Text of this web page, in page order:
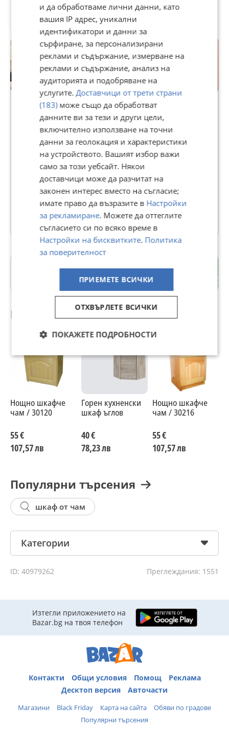
Потребител
Premium
КРАСИ-М79
642рейтинг
В Bazar.BG от 29 март 2013г.
Последно активен днес в 15:13 ч.
Телефон(и):0895037678
https://www.alo.bg/users/mebelikrasi.m
501 Обяви
Препоръчани за теб
Нощно шкафче
чам / 30120
55 €
107,57 лв
Горен кухненски
шкаф ъглов
40 €
78,23 лв
Нощно шкафче
чам / 30216
55 €
107,57 лв
Популярни търсения
шкаф от чам
Категории
ID: 40979262 Преглеждания: 1551
Изтегли приложението на
Bazar.bg на твоя телефон
Контакти Общи условия Помощ
Реклама
Десктоп версия
Авточасти
Магазини Black Friday Карта на сайта
Обяви по градове
Популярни търсения
и да обработваме лични данни, като
вашия IP адрес, уникални
идентификатори и данни за
сърфиране, за персонализирани
реклами и съдържание, измерване на
реклами и съдържание, анализ на
аудиторията и подобряване на
услугите.Доставчици от трети страни
(183)може също да обработват
данните ви за тези и други цели,
включително използване на точни
данни за геолокация и характеристики
на устройството. Вашият избор важи
само за този уебсайт. Някои
доставчици може да разчитат на
законен интерес вместо на съгласие;
имате право да възразите в Настройки
за рекламиране. Можете да оттеглите
съгласието си по всяко време в
Настройки на бисквитките. Политика
за поверителност
ПРИЕМЕТЕ ВСИЧКИ
ОТХВЪРЛЕТЕ ВСИЧКИ
ПОКАЖЕТЕ ПОДРОБНОСТИ